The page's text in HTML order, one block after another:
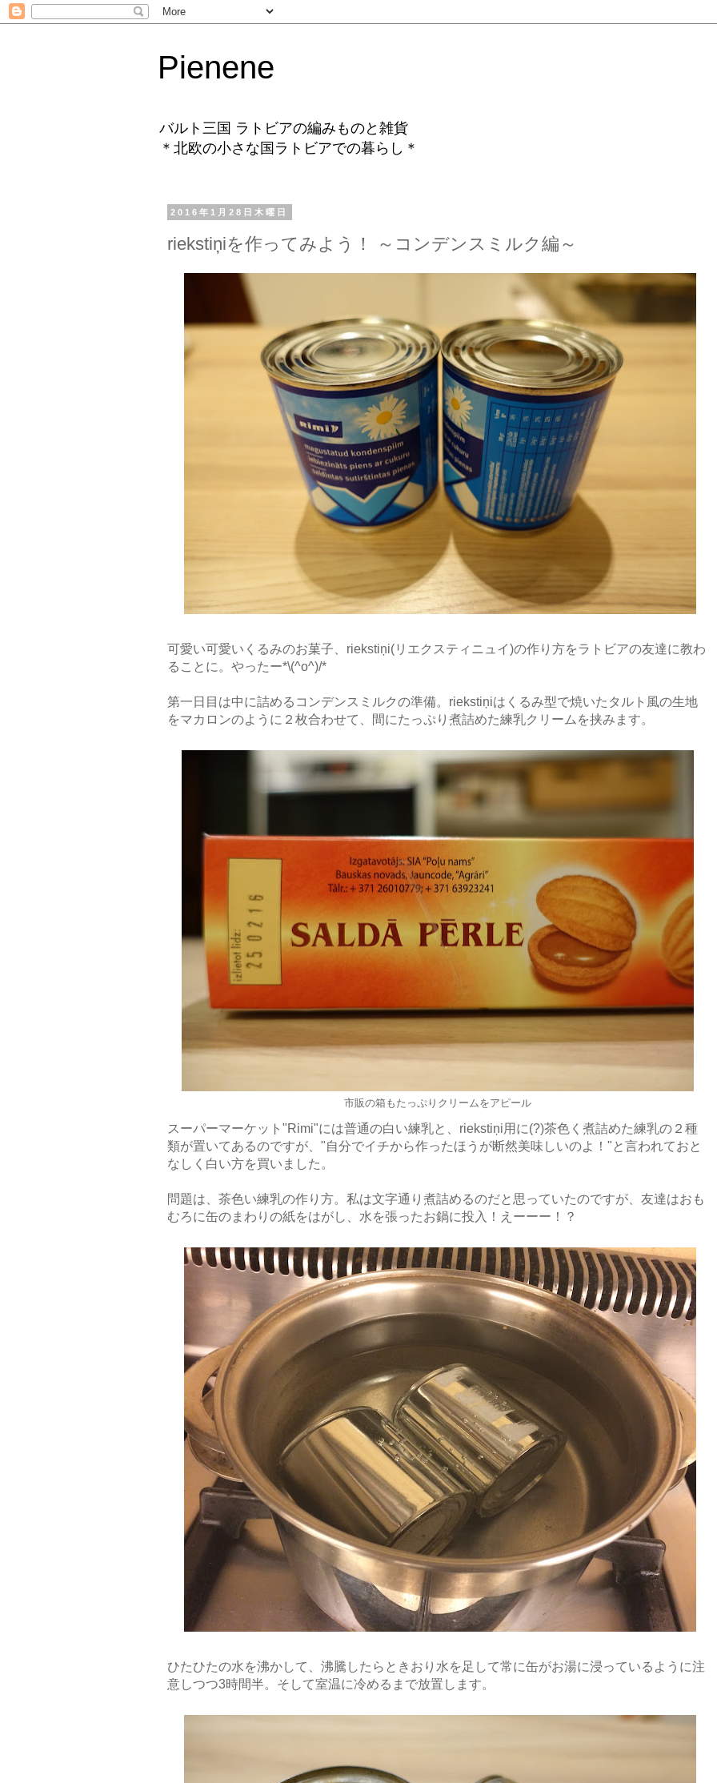
Pienene
バルト三国 ラトビアの編みものと雑貨
＊北欧の小さな国ラトビアでの暮らし＊
2016年1月28日木曜日
riekstiņiを作ってみよう！ ～コンデンスミルク編～
可愛い可愛いくるみのお菓子、riekstiņi(リエクスティニュイ)の作り方をラトビアの友達に教わ
ることに。やったー*\(^o^)/*
第一日目は中に詰めるコンデンスミルクの準備。riekstiņiはくるみ型で焼いたタルト風の生地
をマカロンのように２枚合わせて、間にたっぷり煮詰めた練乳クリームを挟みます。
市販の箱もたっぷりクリームをアピール
スーパーマーケット"Rimi"には普通の白い練乳と、riekstiņi用に(?)茶色く煮詰めた練乳の２種
類が置いてあるのですが、"自分でイチから作ったほうが断然美味しいのよ！"と言われておと
なしく白い方を買いました。
問題は、茶色い練乳の作り方。私は文字通り煮詰めるのだと思っていたのですが、友達はおも
むろに缶のまわりの紙をはがし、水を張ったお鍋に投入！えーーー！？
ひたひたの水を沸かして、沸騰したらときおり水を足して常に缶がお湯に浸っているように注
意しつつ3時間半。そして室温に冷めるまで放置します。